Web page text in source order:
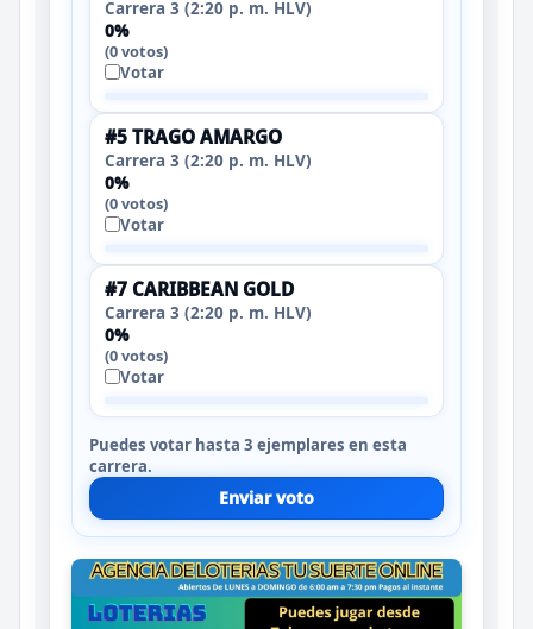
Carrera 3 (2:20 p. m. HLV)
0%
(0 votos)
Votar
#5 TRAGO AMARGO
Carrera 3 (2:20 p. m. HLV)
0%
(0 votos)
Votar
#7 CARIBBEAN GOLD
Carrera 3 (2:20 p. m. HLV)
0%
(0 votos)
Votar
Puedes votar hasta 3 ejemplares en esta
carrera.
Enviar voto